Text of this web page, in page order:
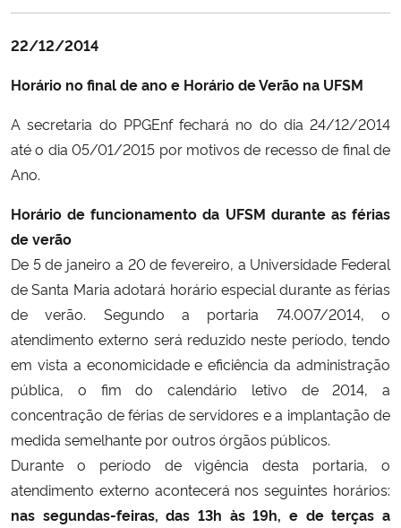
Ministério da Cidadania
Ministério da Ciência, Tecnologia, Inovações e Comunicações
Ministério do Desenvolvimento Regional
Controladoria-Geral da União
Ministério da Mulher, da Família e dos Direitos Humanos
Secretaria-Geral
Secretaria de Governo
22/12/2014
Horário no final de ano e Horário de Verão na UFSM
A secretaria do PPGEnf fechará no do dia 24/12/2014
até o dia 05/01/2015 por motivos de recesso de final de
Ano.
Horário de funcionamento da UFSM durante as férias
de verão
De 5 de janeiro a 20 de fevereiro, a Universidade Federal
de Santa Maria adotará horário especial durante as férias
de verão. Segundo a portaria 74.007/2014, o
atendimento externo será reduzido neste período, tendo
em vista a economicidade e eficiência da administração
pública, o fim do calendário letivo de 2014, a
concentração de férias de servidores e a implantação de
medida semelhante por outros órgãos públicos.
Durante o período de vigência desta portaria, o
atendimento externo acontecerá nos seguintes horários:
nas segundas-feiras, das 13h às 19h, e de terças a